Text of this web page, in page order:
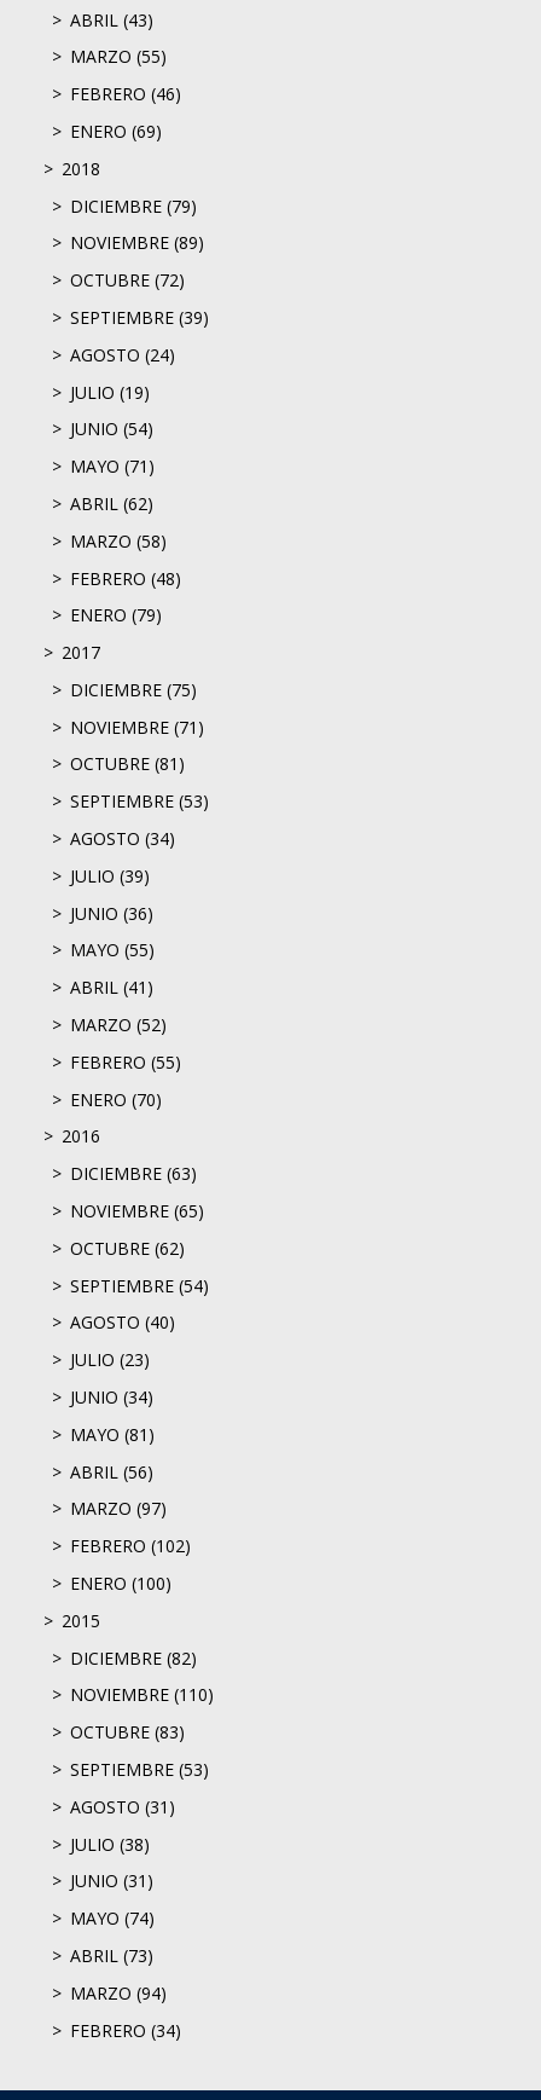
ABRIL (43)
MARZO (55)
FEBRERO (46)
ENERO (69)
2018
DICIEMBRE (79)
NOVIEMBRE (89)
OCTUBRE (72)
SEPTIEMBRE (39)
AGOSTO (24)
JULIO (19)
JUNIO (54)
MAYO (71)
ABRIL (62)
MARZO (58)
FEBRERO (48)
ENERO (79)
2017
DICIEMBRE (75)
NOVIEMBRE (71)
OCTUBRE (81)
SEPTIEMBRE (53)
AGOSTO (34)
JULIO (39)
JUNIO (36)
MAYO (55)
ABRIL (41)
MARZO (52)
FEBRERO (55)
ENERO (70)
2016
DICIEMBRE (63)
NOVIEMBRE (65)
OCTUBRE (62)
SEPTIEMBRE (54)
AGOSTO (40)
JULIO (23)
JUNIO (34)
MAYO (81)
ABRIL (56)
MARZO (97)
FEBRERO (102)
ENERO (100)
2015
DICIEMBRE (82)
NOVIEMBRE (110)
OCTUBRE (83)
SEPTIEMBRE (53)
AGOSTO (31)
JULIO (38)
JUNIO (31)
MAYO (74)
ABRIL (73)
MARZO (94)
FEBRERO (34)